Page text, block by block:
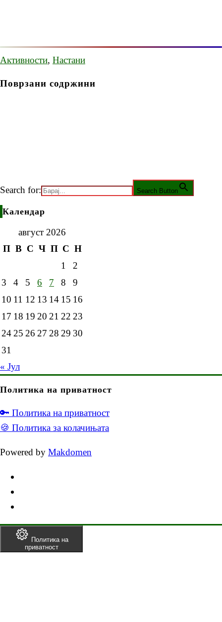
Активности, Настани
Поврзани содржини
Search for: Search Button
Календар
август 2026
П В С Ч П С Н
1
2
3
4 5 6 7 8
9
10 11 12 13 14 15 16
17 18 19 20 21 22 23
2425 26 27 28 29 30
31
« Јул
Политика на приватност
🔑 Политика на приватност
🍪 Политика за колачињата
Powered by Makdomen
Политика на
приватност